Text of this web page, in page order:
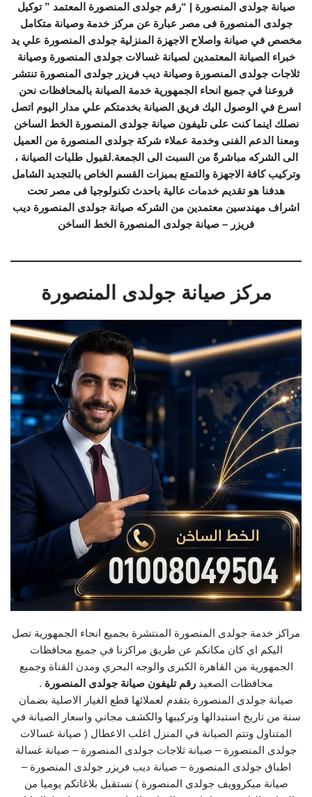
صيانة جولدى المنصورة | “رقم جولدى المنصورة المعتمد ” توكيل
جولدى المنصورة فى مصر عبارة عن مركز خدمة وصيانة متكامل
مخصص في صيانة واصلاح الاجهزة المنزلية جولدى المنصورة علي يد
خبراء الصيانة المعتمدين لصيانة غسالات جولدى المنصورة وصيانة
ثلاجات جولدى المنصورة وصيانة ديب فريزر جولدى المنصورة تنتشر
فروعنا في جميع انحاء الجمهورية خدمة الصيانة بالمحافظات نحن
اسرع في الوصول اليك فريق الصيانة بخدمتكم علي مدار اليوم اتصل
نصلك اينما كنت على تليفون صيانة جولدى المنصورة الخط الساخن
ومعنا الدعم الفنى وخدمة عملاء شركة جولدى المنصورة من العميل
الى الشركه مباشرةً من السبت الى الجمعة.لقبول طلبات الصيانة ،
وتركيب كافة الاجهزة والتمتع بميزات القسم الخاص بالتجديد الشامل
هدفنا هو تقديم خدمات عالية باحدث تكنولوجيا فى مصر تحت
اشراف مهندسين معتمدين من الشركه صيانة جولدى المنصورة ديب
فريزر – صيانة جولدى المنصورة الخط الساخن
مركز صيانة جولدى المنصورة
مراكز خدمة جولدى المنصورة المنتشرة بجميع انحاء الجمهورية تصل
اليكم اي كان مكانكم عن طريق مراكزنا في جميع محافظات
الجمهورية من القاهرة الكبرى والوجه البحري ومدن القناة وجميع
محافظات الصعيد رقم تليفون صيانة جولدى المنصورة .
صيانة جولدى المنصورة بتقدم لعملائها قطع الغيار الاصلية بضمان
سنة من تاريخ استبدالها وتركيبها والكشف مجاني واسعار الصيانة في
المتناول وتتم الصيانة في المنزل اغلب الاعطال ( صيانة غسالات
جولدى المنصورة – صيانة ثلاجات جولدى المنصورة – صيانة غسالة
اطباق جولدى المنصورة – صيانة ديب فريزر جولدى المنصورة –
صيانة ميكروويف جولدى المنصورة ) نستقبل بلاغاتكم يوميا من